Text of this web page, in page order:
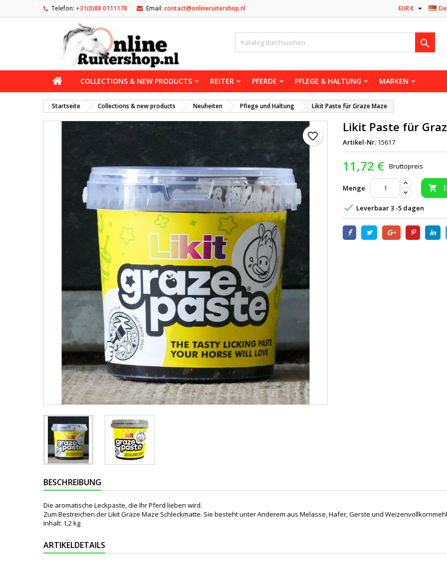
Telefon: +31(0)88 0111178 Email: contact@onlineruitershop.nl EUR € 

COLLECTIONS & NEW PRODUCTS REITER PFERDE PFLEGE & HALTUNG MARKEN
Startseite Collections & new products Neuheiten Pflege und Haltung Likit Paste für Graze Maze
favorite_border
Likit Paste für
Artikel-Nr. 15617
11,72 € Bruttopreis
Menge 
 Leverbaar 3 -5 dagen
BESCHREIBUNG
Die aromatische Leckpaste, die Ihr Pferd lieben wird.
Zum Bestreichen der Likit Graze Maze Schleckmatte. Sie besteht unter Anderem aus Melasse, Hafer, Gerste und
Inhalt: 1,2 kg
ARTIKELDETAILS